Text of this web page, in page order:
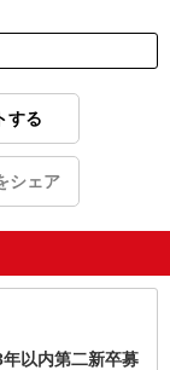
する
シェア
以内第二新卒募